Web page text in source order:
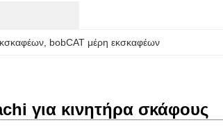
bobCAT μέρη εκσκαφέων
για κινητήρα σκάφους